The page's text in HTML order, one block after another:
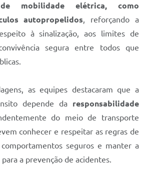
de mobilidade elétrica, como
autopropelidos, reforçando a
à sinalização, aos limites de
segura entre todos que
as equipes destacaram que a
depende da responsabilidade
do meio de transporte
conhecer e respeitar as regras de
comportamentos seguros e manter a
a prevenção de acidentes.